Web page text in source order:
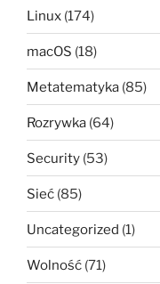
Linux (174)
macOS (18)
Metatematyka (85)
Rozrywka (64)
Security (53)
Sieć (85)
Uncategorized (1)
Wolność (71)